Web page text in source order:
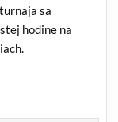
sa
hodine na